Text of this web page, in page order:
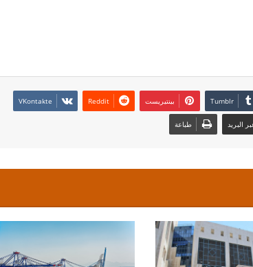
‏Tumblr بينتيريست ‏Reddit
البريد طباعة